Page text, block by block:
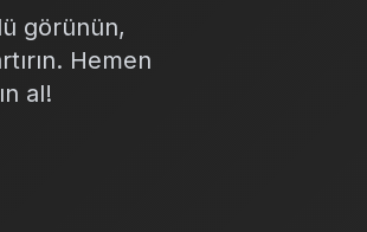
görünün,
Hemen
al!